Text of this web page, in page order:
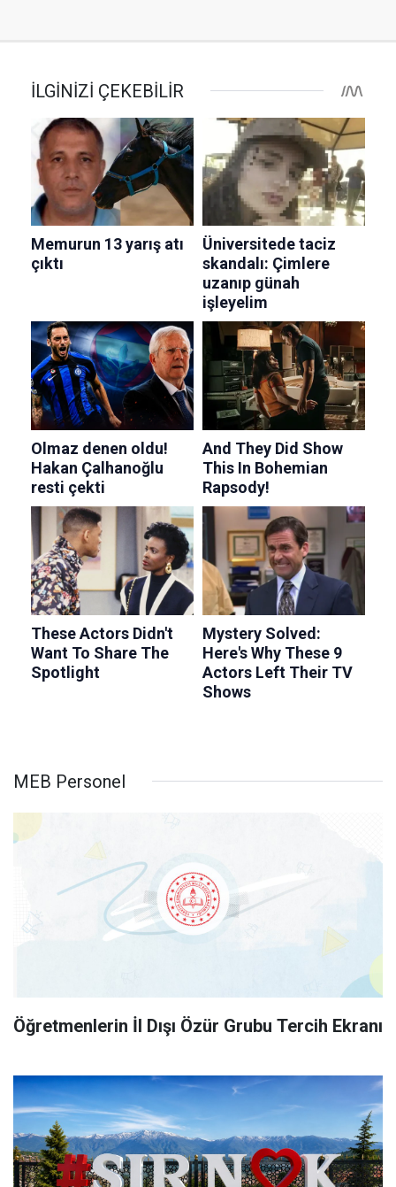
MEB Personel
Öğretmenlerin İl Dışı Özür Grubu Tercih Ekranı